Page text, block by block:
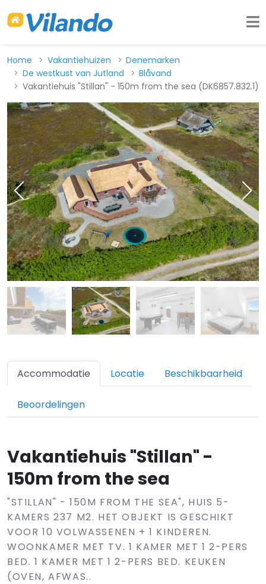
Home Vakantiehuizen
Denemarken
De westkust van Jutland
Blåvand
Vakantiehuis "Stillan" - 150m from the sea (DK6857.832.1)
Accommodatie Locatie Beschikbaarheid
Beoordelingen
Vakantiehuis "Stillan" -
150m from the sea
"STILLAN" - 150M FROM THE SEA", HUIS 5-
KAMERS 237 M2. HET OBJEKT IS GESCHIKT
VOOR 10 VOLWASSENEN + 1 KINDEREN.
WOONKAMER MET TV. 1 KAMER MET 1 2-PERS
BED. 1 KAMER MET 1 2-PERS BED. KEUKEN
(OVEN, AFWAS..